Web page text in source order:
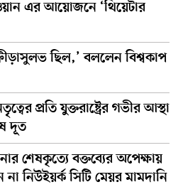
এর আয়োজনে ‘থিয়েটার
ছিল,’ বললেন বিশ্বকাপ
প্রতি যুক্তরাষ্ট্রের গভীর আস্থা
দূত
শেষকৃত্যে বক্তব্যের অপেক্ষায়
নিউইয়র্ক সিটি মেয়র মামদানি